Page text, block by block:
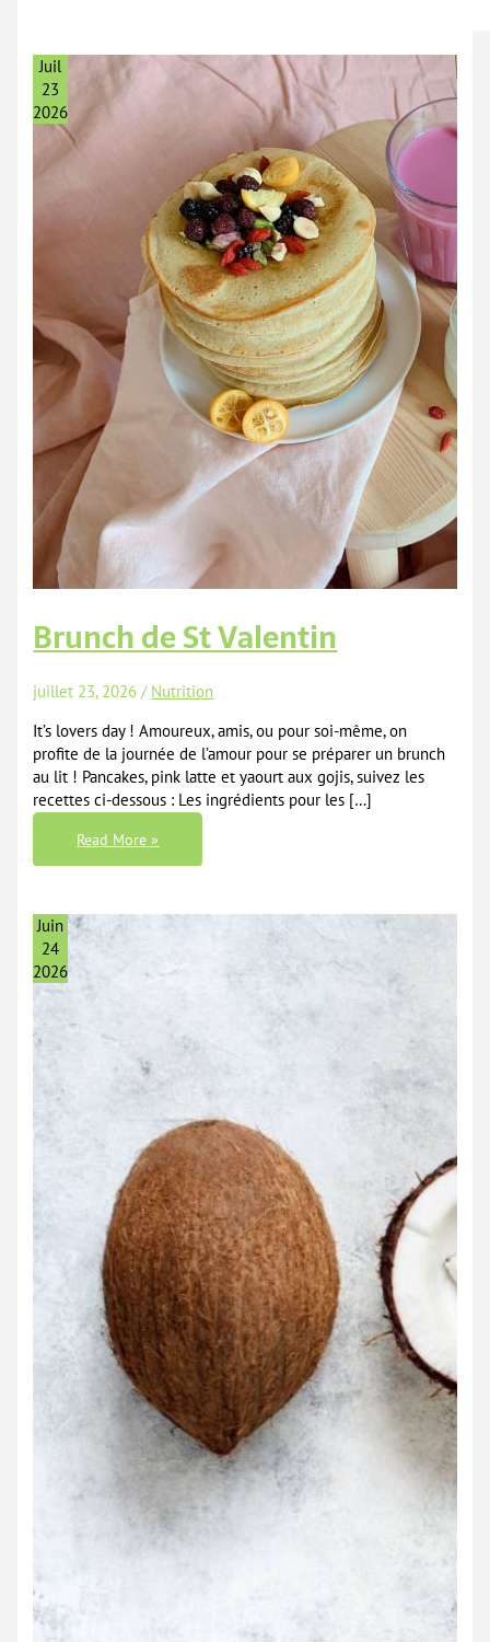
Juil
23
2026
Brunch de St Valentin
juillet 23, 2026/ Nutrition
It’s lovers day ! Amoureux, amis, ou pour soi-même, on
profite de la journée de l’amour pour se préparer un brunch
au lit ! Pancakes, pink latte et yaourt aux gojis, suivez les
recettes ci-dessous : Les ingrédients pour les […]
Brunch
De
Read More »
Juin
24
2026